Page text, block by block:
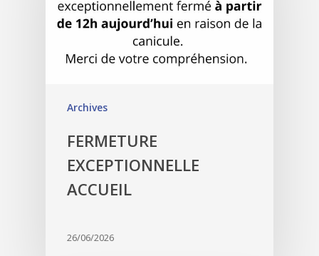
Archives
FERMETURE
EXCEPTIONNELLE
ACCUEIL
26/06/2026